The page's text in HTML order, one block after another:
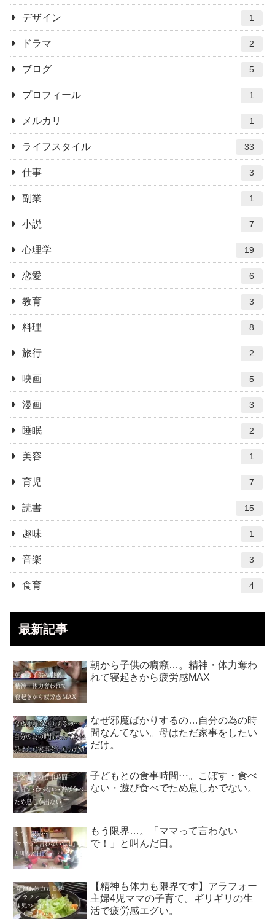
デザイン 1
ドラマ 2
ブログ 5
プロフィール 1
メルカリ 1
ライフスタイル 33
仕事 3
副業 1
小説 7
心理学 19
恋愛 6
教育 3
料理 8
旅行 2
映画 5
漫画 3
睡眠 2
美容 1
育児 7
読書 15
趣味 1
音楽 3
食育 4
最新記事
朝から子供の癇癪…。精神・体力奪わ
れて寝起きから疲労感MAX
なぜ邪魔ばかりするの…自分の為の時
間なんてない。母はただ家事をしたい
だけ。
子どもとの食事時間⋯。こぼす・食べ
ない・遊び食べでため息しかでない。
もう限界…。「ママって言わない
で！」と叫んだ日。
【精神も体力も限界です】アラフォー
主婦4児ママの子育て。ギリギリの生
活で疲労感エグい。